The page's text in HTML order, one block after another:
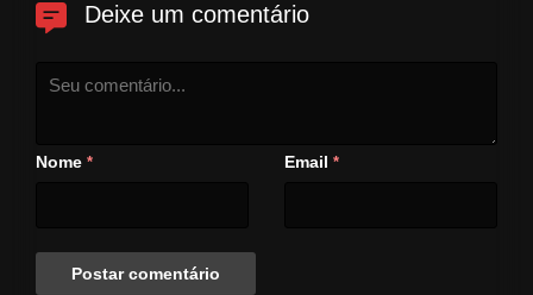
Deixe um comentário
Nome * Email *